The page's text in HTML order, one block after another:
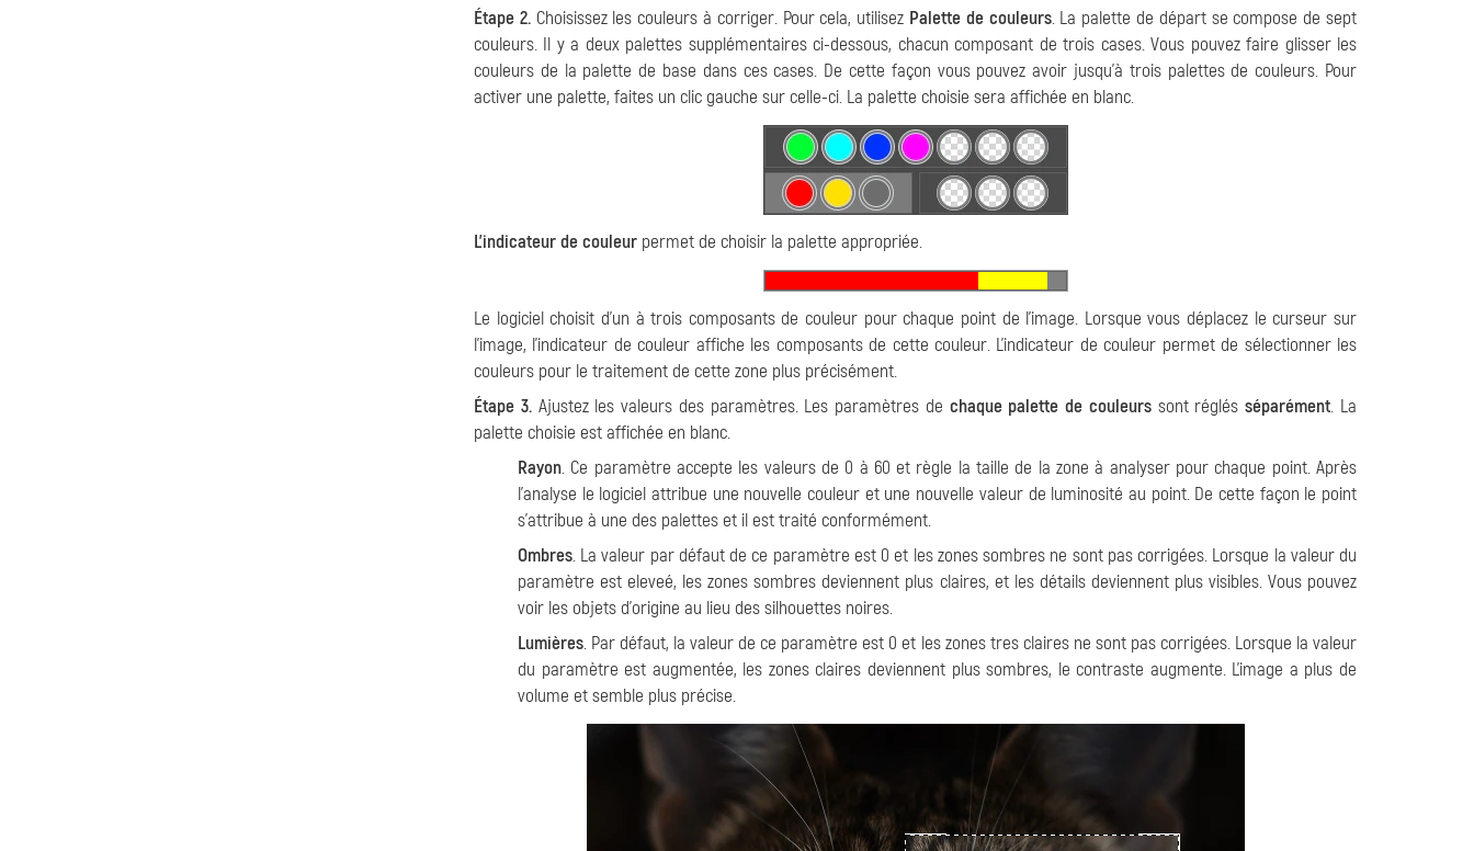
Étape 2.Choisissez les couleurs à corriger. Pour cela, utilisez Palette de couleurs. La palette de départ se compose de sept
couleurs. Il y a deux palettes supplémentaires ci-dessous, chacun composant de trois cases. Vous pouvez faire glisser les
couleurs de la palette de base dans ces cases. De cette façon vous pouvez avoir jusqu'à trois palettes de couleurs. Pour
activer une palette, faites un clic gauche sur celle-ci. La palette choisie sera affichée en blanc.
L'indicateur de couleur permet de choisir la palette appropriée.
Le logiciel choisit d'un à trois composants de couleur pour chaque point de l'image. Lorsque vous déplacez le curseur sur
l'image, l'indicateur de couleur affiche les composants de cette couleur. L'indicateur de couleur permet de sélectionner les
couleurs pour le traitement de cette zone plus précisément.
Étape 3.Ajustez les valeurs des paramètres. Les paramètres de chaque palette de couleurssont réglésséparément. La
palette choisie est affichée en blanc.
Rayon. Ce paramètre accepte les valeurs de 0 à 60 et règle la taille de la zone à analyser pour chaque point. Après
l'analyse le logiciel attribue une nouvelle couleur et une nouvelle valeur de luminosité au point. De cette façon le point
s'attribue à une des palettes et il est traité conformément.
Ombres. La valeur par défaut de ce paramètre est 0 et les zones sombres ne sont pas corrigées. Lorsque la valeur du
paramètre est eleveé, les zones sombres deviennent plus claires, et les détails deviennent plus visibles. Vous pouvez
voir les objets d'origine au lieu des silhouettes noires.
Lumières. Par défaut, la valeur de ce paramètre est 0 et les zones tres claires ne sont pas corrigées. Lorsque la valeur
du paramètre est augmentée, les zones claires deviennent plus sombres, le contraste augmente. L'image a plus de
volume et semble plus précise.